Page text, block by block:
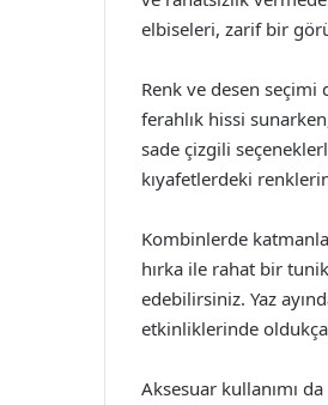
elbiseleri, zarif bir
Renk ve desen
ferahlık hissi
sade çizgili
kıyafetlerdeki
Kombinlerde
hırka ile rahat bir
edebilirsiniz. Yaz
etkinliklerinde
Aksesuar kullanımı